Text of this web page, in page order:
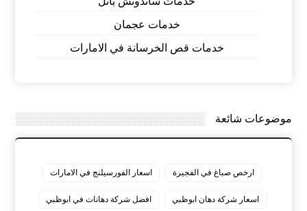
خدمات عجمان
خدمات قص الخرسانة في الامارات
موضوعات شائعة
ارخص صباغ في الفجيرة اسعار الفورسيلنج في الامارات
اسعار شركة دهان ابوظبي افضل شركة دهانات في ابوظبي